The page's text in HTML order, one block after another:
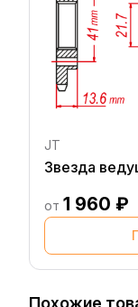
JT
Звезда
от 1 960 ₽
Похожие